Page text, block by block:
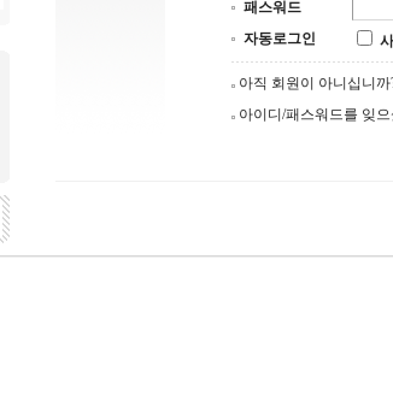
패스워드
자동로그인
아직 회원이 아니십니
아이디/패스워드를 잊